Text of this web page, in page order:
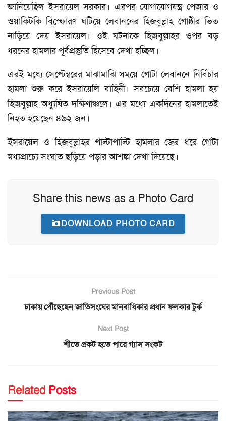
জানিয়েছিল ইসরায়েল সরকার। এরপর যোগাযোগযন্ত্র পেজার ও
ওয়াকিটকি বিস্ফোরণ ঘটিয়ে লেবাননের হিজবুল্লাহ গোষ্ঠীর ভিত
নাড়িয়ে দেয় ইসরায়েল। ওই ঘটনাকে হিজবুল্লাহর ওপর বড়
ধরনের হামলার পূর্বপ্রস্তুতি হিসেবে দেখা হচ্ছিল।
এরই মধ্যে সেপ্টেম্বরের মাঝামাঝি সময়ে গোটা লেবাননে নির্বিচার
হামলা শুরু করে ইসরায়েলি বাহিনী। সবচেয়ে বেশি হামলা হয়
হিজবুল্লাহ অধ্যুষিত দক্ষিণাঞ্চলে। এর মধ্যে একদিনের হামলাতেই
নিহত হয়েছেন ৪৯২ জন।
ইসরায়েল ও হিজবুল্লাহর পাল্টাপাল্টি হামলার জের ধরে গোটা
মধ্যপ্রাচ্যে সংঘাত ছড়িয়ে পড়ার আশঙ্কা দেখা দিয়েছে।
Share this news as a Photo Card
DOWNLOAD PHOTO CARD
Previous Post
ঢাকায় পৌঁছেছেন জাতিসংঘের মানবাধিকার প্রধান ফলকার টুর্ক
Next Post
শীতে প্রকট হতে পারে গ্যাস সংকট
Related Posts